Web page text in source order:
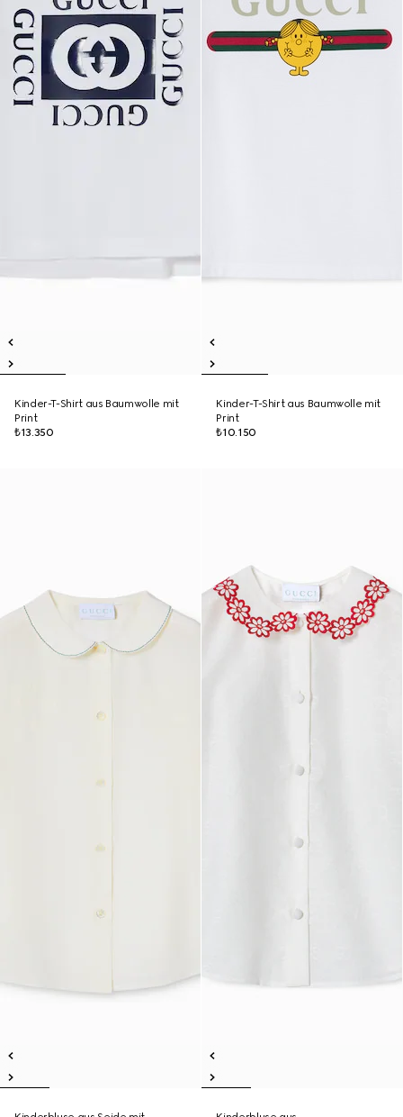
Kinder-T-Shirt aus Baumwolle mit
Print
₺13.350
Kinder-T-Shirt aus Baumwolle mit
Print
₺10.150